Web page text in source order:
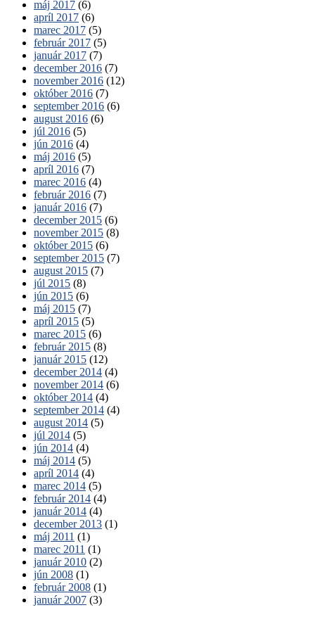
máj 2017 (6)
apríl 2017 (6)
marec 2017 (5)
február 2017 (5)
január 2017 (7)
december 2016 (7)
november 2016 (12)
október 2016 (7)
september 2016 (6)
august 2016 (6)
júl 2016 (5)
jún 2016 (4)
máj 2016 (5)
apríl 2016 (7)
marec 2016 (4)
február 2016 (7)
január 2016 (7)
december 2015 (6)
november 2015 (8)
október 2015 (6)
september 2015 (7)
august 2015 (7)
júl 2015 (8)
jún 2015 (6)
máj 2015 (7)
apríl 2015 (5)
marec 2015 (6)
február 2015 (8)
január 2015 (12)
december 2014 (4)
november 2014 (6)
október 2014 (4)
september 2014 (4)
august 2014 (5)
júl 2014 (5)
jún 2014 (4)
máj 2014 (5)
apríl 2014 (4)
marec 2014 (5)
február 2014 (4)
január 2014 (4)
december 2013 (1)
máj 2011 (1)
marec 2011 (1)
január 2010 (2)
jún 2008 (1)
február 2008 (1)
január 2007 (3)